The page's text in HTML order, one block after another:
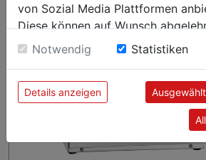
von Sozial Media Plattformen
Diese können auf Wunsch
sie unsere Webseite weiter nutzen,
Einwilligung zu unseren Cookies.
Notwendig Statistiken
Details anzeigen